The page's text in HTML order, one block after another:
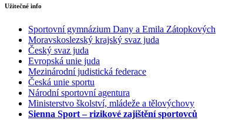
Užitečné info
Sportovní gymnázium Dany a Emila Zátopkových
Moravskoslezský krajský svaz juda
Český svaz juda
Evropská unie juda
Mezinárodní judistická federace
Česká unie sportu
Národní sportovní agentura
Ministerstvo školství, mládeže a tělovýchovy
Sienna Sport – rizikové zajištění sportovců